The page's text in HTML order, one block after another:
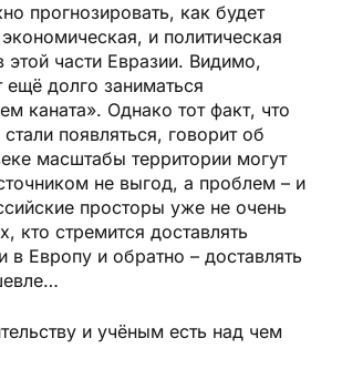
прогнозировать, как будет
и политическая
этой части Евразии. Видимо,
ещё долго заниматься
ка­ната». Однако тот факт, что
появляться, говорит об
масштабы территории могут
не выгод, а проблем – и
просторы уже не очень
кто стремится доставлять
в Европу и обратно – доставлять
и учёным есть над чем